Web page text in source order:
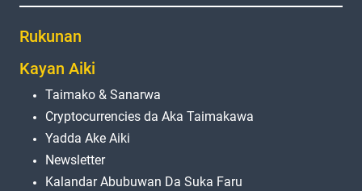
Rukunan
Kayan Aiki
Taimako & Sanarwa
Cryptocurrencies da Aka Taimakawa
Yadda Ake Aiki
Newsletter
Kalandar Abubuwan Da Suka Faru